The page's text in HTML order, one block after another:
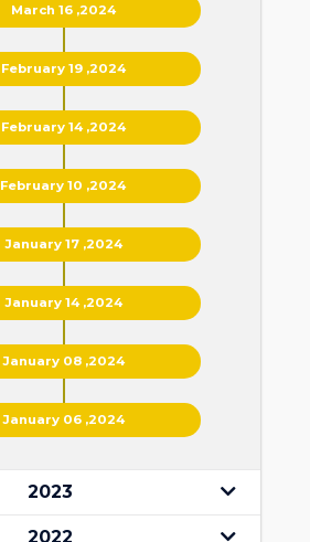
March 16 ,2024
February 19 ,2024
February 14 ,2024
February 10 ,2024
January 17 ,2024
January 14 ,2024
January 08 ,2024
January 06 ,2024
2023
2022